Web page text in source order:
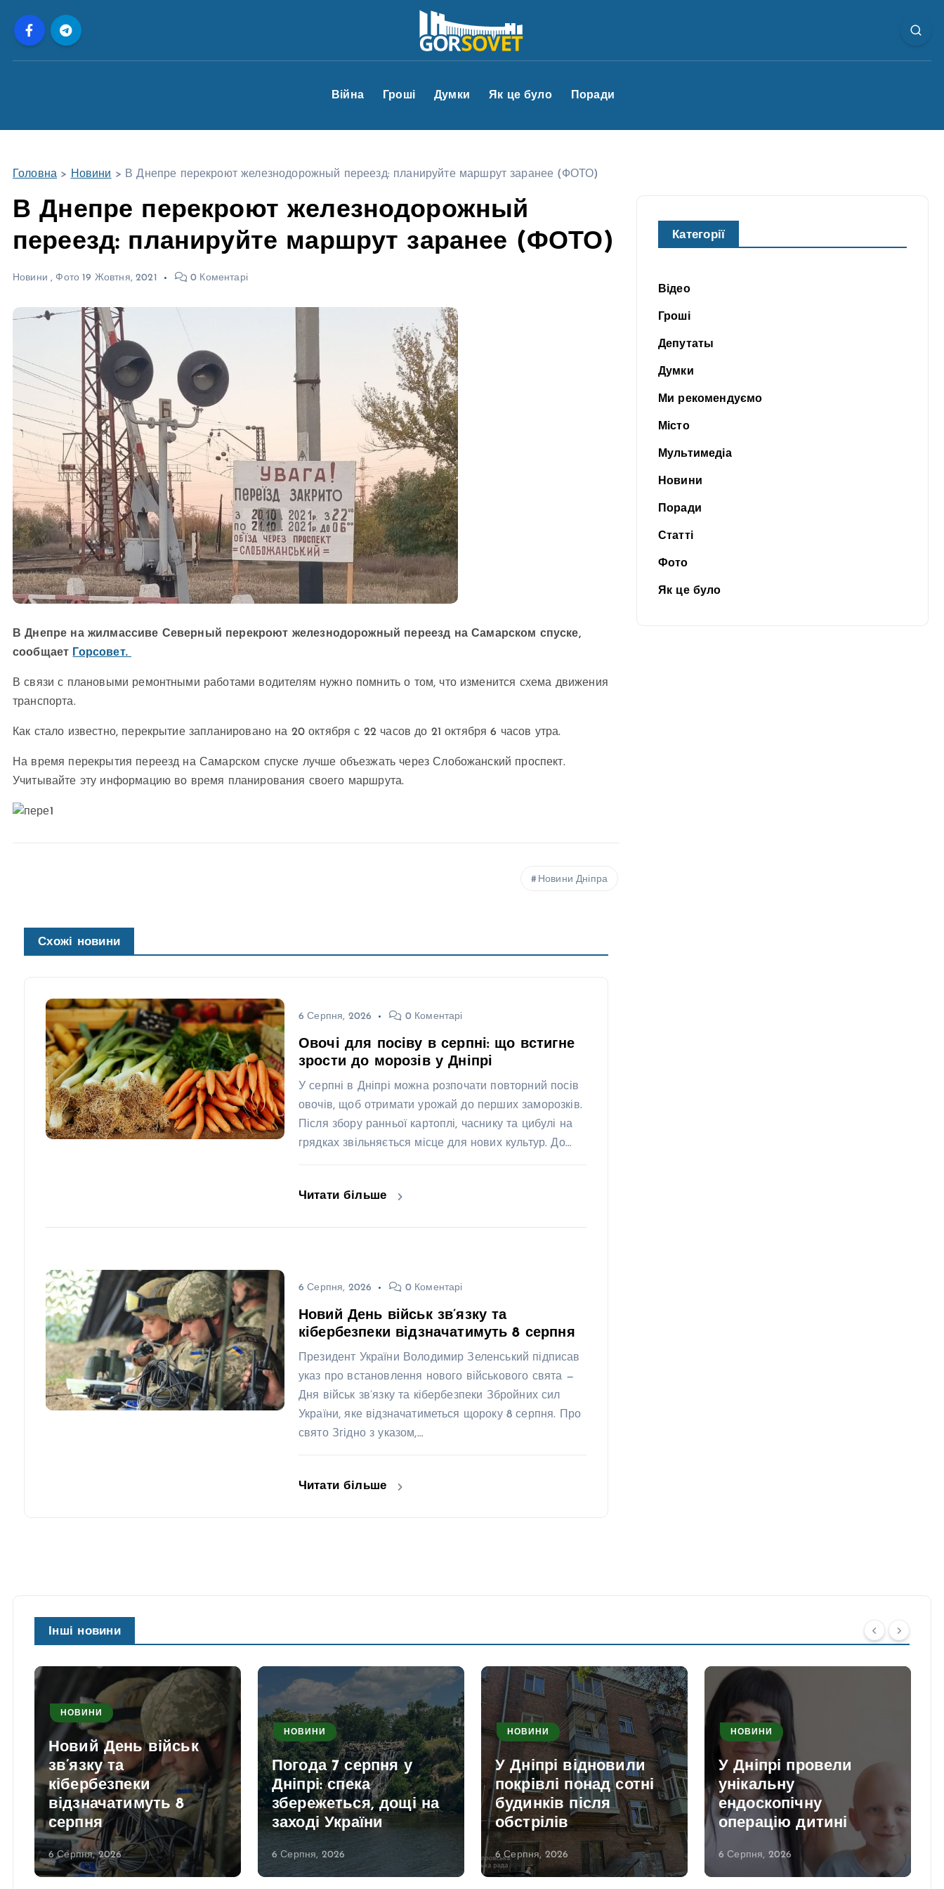
Війна Гроші Думки Як це було Поради
Головна > Новини > В Днепре перекроют железнодорожный переезд: планируйте маршрут заранее (ФОТО)
В Днепре перекроют железнодорожный
переезд: планируйте маршрут заранее (ФОТО)
Новини , Фото 19 Жовтня, 2021 0 Коментарі
В Днепре на жилмассиве Северный перекроют железнодорожный переезд на Самарском спуске,
сообщает
Горсовет.
В связи с плановыми ремонтными работами водителям нужно помнить о том, что изменится схема движения
транспорта.
Как стало известно, перекрытие запланировано на 20 октября с 22 часов до 21 октября 6 часов утра.
На время перекрытия переезд на Самарском спуске лучше объезжать через Слобожанский проспект.
Учитывайте эту информацию во время планирования своего маршрута.
Новини Дніпра
Схожі новини
6 Серпня, 2026 0 Коментарі
Овочі для посіву в серпні: що встигне
зрости до морозів у Дніпрі
У серпні в Дніпрі можна розпочати повторний посів
овочів, щоб отримати урожай до перших заморозків.
Після збору ранньої картоплі, часнику та цибулі на
грядках звільняється місце для нових культур. До…
Читати більше
6 Серпня, 2026 0 Коментарі
Новий День військ зв’язку та
кібербезпеки відзначатимуть 8 серпня
Президент України Володимир Зеленський підписав
указ про встановлення нового військового свята —
Дня військ зв’язку та кібербезпеки Збройних сил
України, яке відзначатиметься щороку 8 серпня. Про
свято Згідно з указом,…
Читати більше
Категорії
Відео
Гроші
Депутаты
Думки
Ми рекомендуємо
Місто
Мультимедіа
Новини
Поради
Статті
Фото
Як це було
Інші новини
НОВИНИ
Новий День військ
зв’язку та
кібербезпеки
відзначатимуть 8
серпня
6 Серпня, 2026
НОВИНИ
Погода 7 серпня у
Дніпрі: спека
збережеться, дощі на
заході України
6 Серпня, 2026
НОВИНИ
У Дніпрі відновили
покрівлі понад сотні
будинків після
обстрілів
6 Серпня, 2026
НОВИНИ
У Дніпрі провели
унікальну
ендоскопічну
операцію дитині
6 Серпня, 2026